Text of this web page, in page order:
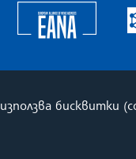
Assocoation of the
бисквитки